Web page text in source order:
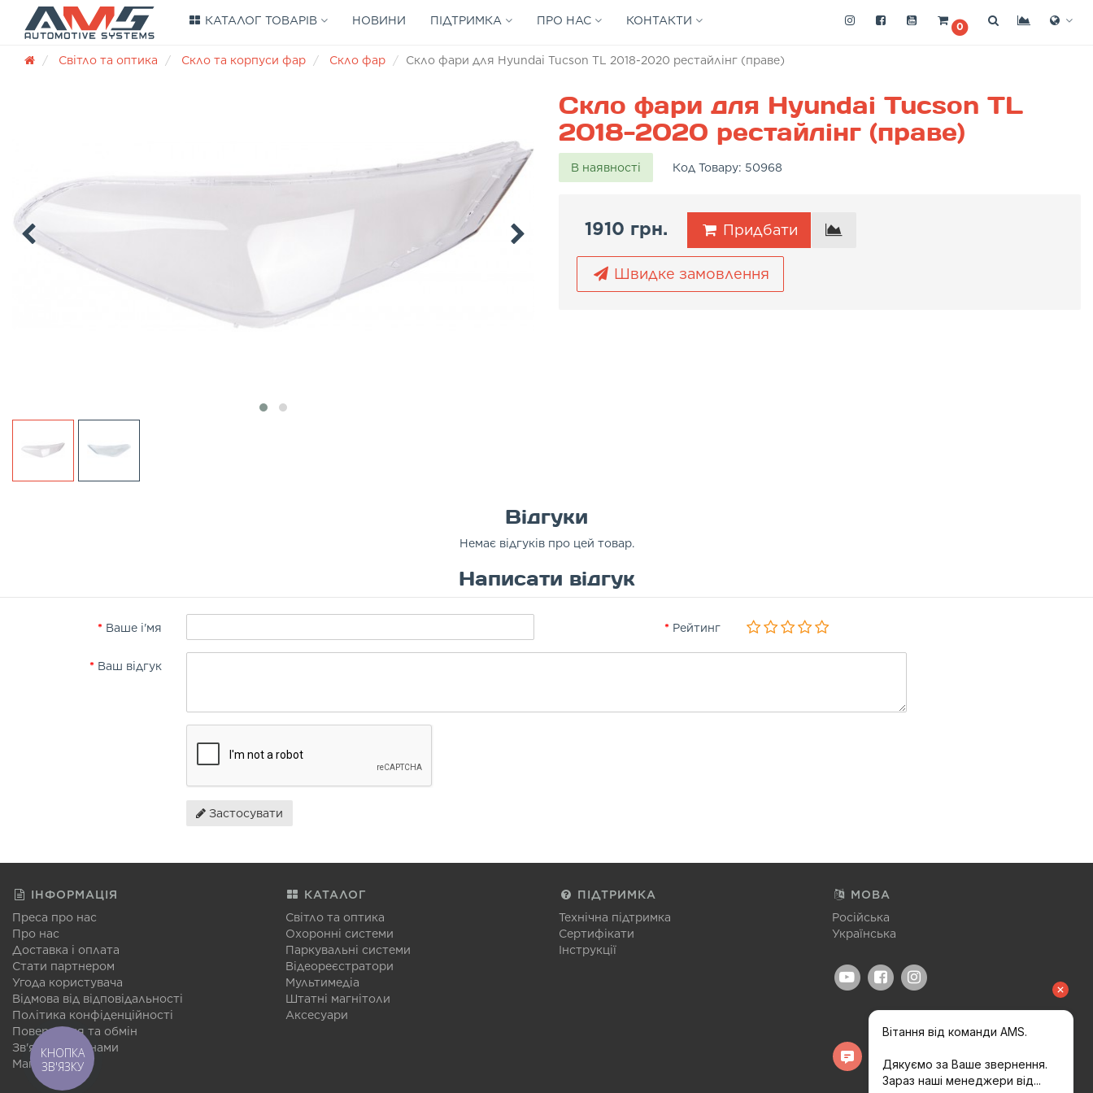
КАТАЛОГ ТОВАРІВ НОВИНИ ПІДТРИМКА ПРО НАС КОНТАКТИ 0
Світло та оптика Скло та корпуси фар Скло фар Скло фари для Hyundai Tucson TL 2018-2020 рестайлінг (праве)
Скло фари для Hyundai Tucson TL
2018-2020 рестайлінг (праве)
В наявності Код Товару: 50968
1910 грн. Придбати
Швидке замовлення
Відгуки
Немає відгуків про цей товар.
Написати відгук
Ваше і'мя Рейтинг
Ваш відгук
Застосувати
ІНФОРМАЦІЯ
Преса про нас
Про нас
Доставка і оплата
Стати партнером
Угода користувача
Відмова від відповідальності
Політика конфіденційності
Повернення та обмін
Зв'язатися з нами
Мапа сайту
КАТАЛОГ
Світло та оптика
Охоронні системи
Паркувальні системи
Відеореєстратори
Мультимедіа
Штатні магнітоли
Аксесуари
ПІДТРИМКА
Технічна підтримка
Сертифікати
Інструкції
МОВА
Російська
Українська
КНОПКА
ЗВ'ЯЗКУ